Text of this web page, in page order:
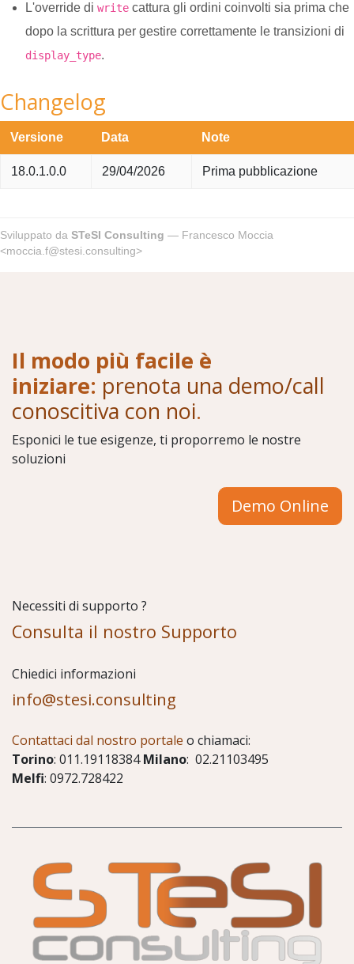
L'override di write cattura gli ordini coinvolti sia prima che
dopo la scrittura per gestire correttamente le transizioni di
display_type.
Changelog
Versione Data Note
18.0.1.0.0 29/04/2026 Prima pubblicazione
Sviluppato da STeSI Consulting — Francesco Moccia
<moccia.f@stesi.consulting>
Il modo più facile è
iniziare: prenota una demo/call
conoscitiva con noi.
Esponici le tue esigenze, ti proporremo le nostre
soluzioni
Demo Online
Necessiti di supporto ?
Consulta il nostro Supporto
Chiedici informazioni
info@stesi.consulting
Contattaci dal nostro portale o chiamaci:
Torino: 011.19118384Milano: 02.21103495
Melfi: 0972.728422